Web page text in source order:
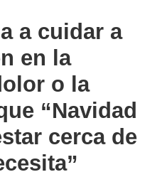
a cuidar a
en la
o la
“Navidad
cerca de